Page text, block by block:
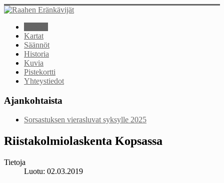
Kartat
Säännöt
Historia
Kuvia
Pistekortti
Yhteystiedot
Ajankohtaista
Sorsastuksen vierasluvat syksylle 2025
Riistakolmiolaskenta Kopsassa
Tietoja
Luotu: 02.03.2019